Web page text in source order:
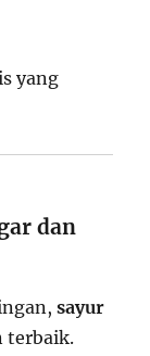
yang
dan
sayur
terbaik.